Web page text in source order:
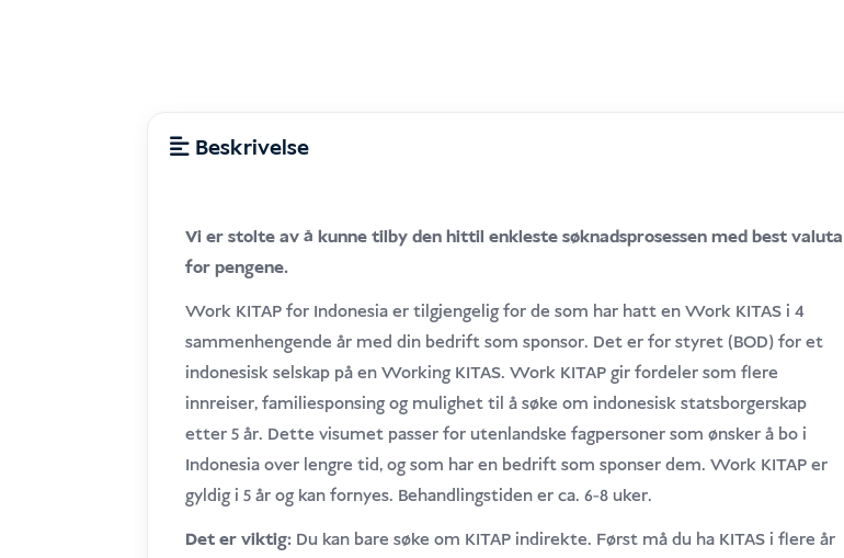
Beskrivelse
Vi er stolte av å kunne tilby den hittil enkleste søknadsprosessen med best valuta
for pengene.
Work KITAP for Indonesia er tilgjengelig for de som har hatt en Work KITAS i 4
sammenhengende år med din bedrift som sponsor. Det er for styret (BOD) for et
indonesisk selskap på en Working KITAS. Work KITAP gir fordeler som flere
innreiser, familiesponsing og mulighet til å søke om indonesisk statsborgerskap
etter 5 år. Dette visumet passer for utenlandske fagpersoner som ønsker å bo i
Indonesia over lengre tid, og som har en bedrift som sponser dem. Work KITAP er
gyldig i 5 år og kan fornyes. Behandlingstiden er ca. 6-8 uker.
Det er viktig: Du kan bare søke om KITAP indirekte. Først må du ha KITAS i flere år